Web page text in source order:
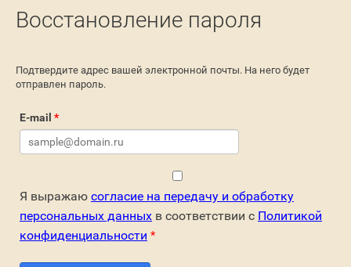
Восстановление пароля
Подтвердите адрес вашей электронной почты. На него будет
отправлен пароль.
E-mail*
Я выражаю согласие на передачу и обработку
персональных данных в соответствии с Политикой
конфиденциальности *